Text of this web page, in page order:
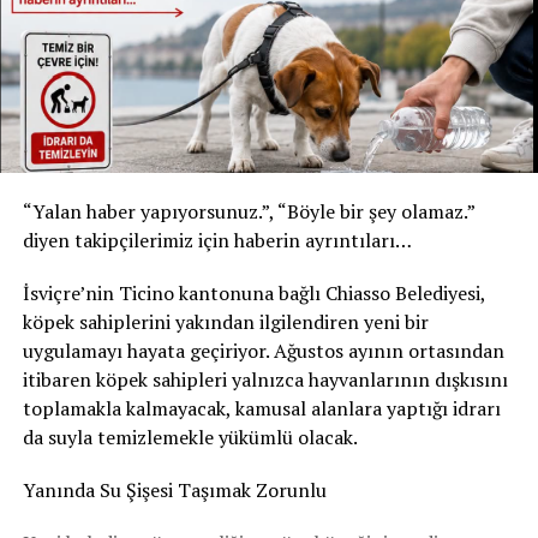
* Şişe: 200 ml
* Son tüketim tarihi: 31 Temmuz 2027
* Kızılay Elma Aromalı Gazlı İçecek
* Şişe: 200 ml
* Son tüketim tarihi: 20 Şubat 2027
ürünlerin geri çağırma kapsamında olduğunu belirtti.
Akar Swiss AG, tüketicilerden belirtilen ürünleri
kesinlikle tüketmemelerini istedi. Geri çağırma
kapsamındaki içecekler, satın alma fişi ibraz edilmeden
satın alındıkları market veya satış noktasına teslim
edilebilecek. Ürün bedeli tüketicilere tam olarak iade
“Yalan haber yapıyorsunuz.”, “Böyle bir şey olamaz.”
diyen takipçilerimiz için haberin ayrıntıları…
İsviçre’nin Ticino kantonuna bağlı Chiasso Belediyesi,
köpek sahiplerini yakından ilgilendiren yeni bir
uygulamayı hayata geçiriyor. Ağustos ayının ortasından
itibaren köpek sahipleri yalnızca hayvanlarının dışkısını
toplamakla kalmayacak, kamusal alanlara yaptığı idrarı
da suyla temizlemekle yükümlü olacak.
Yanında Su Şişesi Taşımak Zorunlu